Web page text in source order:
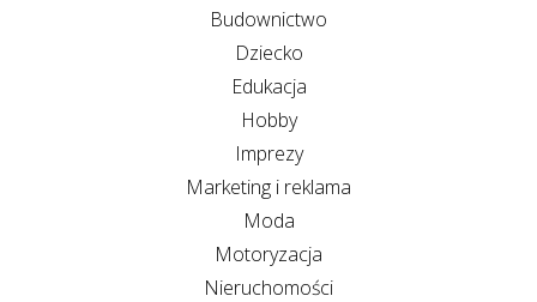
Budownictwo
Dziecko
Edukacja
Hobby
Imprezy
Marketing i reklama
Moda
Motoryzacja
Nieruchomości